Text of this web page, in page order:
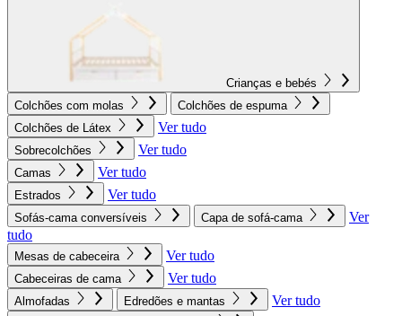
Crianças e bebés
Colchões com molas
Colchões de espuma
Colchões de Látex
Ver tudo
Sobrecolchões Ver tudo
Camas Ver tudo
Estrados Ver tudo
Sofás-cama conversíveis Capa de sofá-cama
Ver
tudo
Mesas de cabeceira Ver tudo
Cabeceiras de cama Ver tudo
Almofadas Edredões e mantas Ver tudo